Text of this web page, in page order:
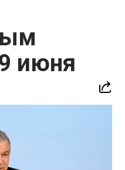
июня